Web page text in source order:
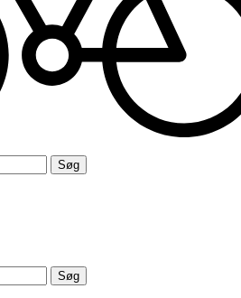
Søg
Søg